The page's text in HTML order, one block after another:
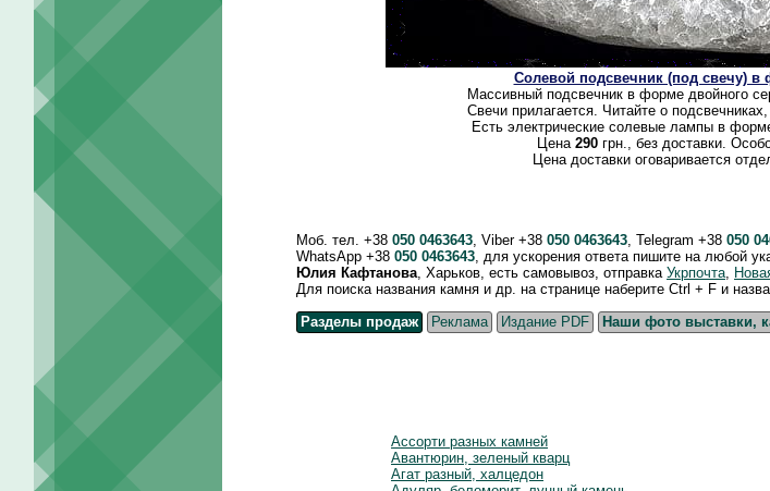
Солевой подсвечник (под свечу) в
Массивный подсвечник в форме двойного
Свечи прилагается. Читайте о
Есть электрические солевые лампы в
Цена 290грн., без доставки.
Цена доставки оговаривается
Моб. тел. +38 050 0463643 , Viber +38 050 0463643 , Telegram +38 050
WhatsApp +38 050 0463643 , для ускорения ответа пишите на любой
Юлия Кафтанова , Харьков, есть самовывоз, отправка Укрпочта
Для поиска названия камня и др. на странице наберите Ctrl + F и
Разделы продаж Реклама Издание PDF Наши фото выставки,
Ассорти разных камней
Авантюрин, зеленый кварц
Агат разный, халцедон